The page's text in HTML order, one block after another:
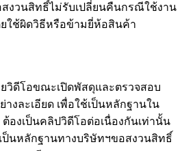
งวนสิทธิ์ไม่รับเปลี่ยนคืนกรณีใช้งาน
ใช้ผิดวิธีหรือข้ามยี่ห้อสินค้า
วิดีโอขณะเปิดพัสดุและตรวจสอบ
งละเอียด เพื่อใช้เป็นหลักฐานใน
งเป็นคลิปวิดีโอต่อเนื่องกันเท่านั้น
ป็นหลักฐานทางบริษัทฯขอสงวนสิทธิ์